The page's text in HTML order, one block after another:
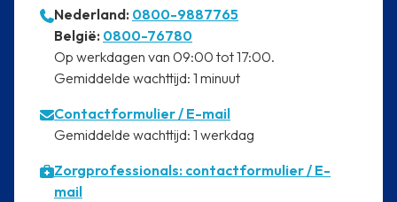
Nederland: 0800-9887765
⁠België: 0800-76780
⁠Op werkdagen van 09:00 tot 17:00.
⁠Gemiddelde wachttijd: 1 minuut
Contactformulier/ E-mail
⁠Gemiddelde wachttijd: 1 werkdag
Zorgprofessionals: contactformulier / E-
mail